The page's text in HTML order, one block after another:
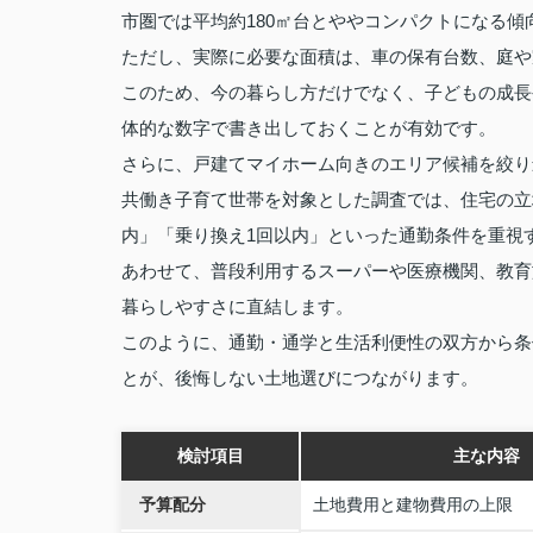
市圏では平均約180㎡台とややコンパクトになる傾
ただし、実際に必要な面積は、車の保有台数、庭
このため、今の暮らし方だけでなく、子どもの成
体的な数字で書き出しておくことが有効です。
さらに、戸建てマイホーム向きのエリア候補を絞
共働き子育て世帯を対象とした調査では、住宅の
内」「乗り換え1回以内」といった通勤条件を重視
あわせて、普段利用するスーパーや医療機関、教
暮らしやすさに直結します。
このように、通勤・通学と生活利便性の双方から
とが、後悔しない土地選びにつながります。
検討項目 主な内容
予算配分 土地費用と建物費用の上限